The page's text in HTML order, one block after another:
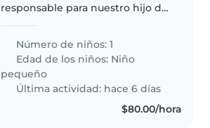
responsable para nuestro hijo de
Necesitamos a alguien que se
sienta cómodo/a con mascotas y
que pueda..
Número de niños: 1
Edad de los niños: Niño
pequeño
Última actividad: hace 6 días
$80.00/hora